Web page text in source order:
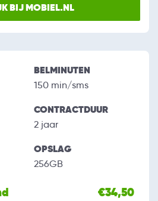
BIJ MOBIEL.NL
BELMINUTEN
150 min/sms
CONTRACTDUUR
2 jaar
OPSLAG
256GB
€34,50